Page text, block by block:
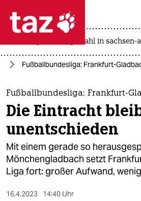
 taz zahl ich
taz zahl ich
themen
politik
öko
gesellschaft
landtagswahl in sachsen-
Fußballbundesliga: Frankfurt-
Fußballbundesliga: Frankfurt-
Die Eintracht
unentschieden
Mit einem gerade so
Mönchengladbach setzt
Liga fort: großer Aufwand,
16.4.2023 14:40 Uhr